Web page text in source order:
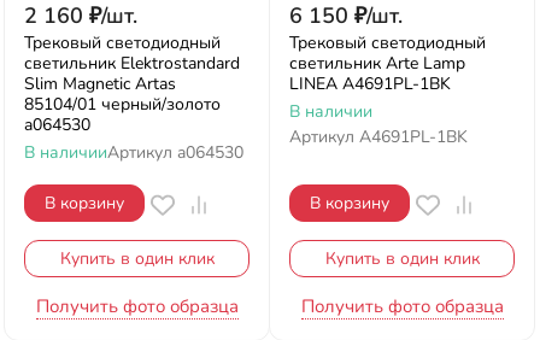
2 160 ₽/шт.
Трековый светодиодный
светильник Elektrostandard
Slim Magnetic Artas
85104/01 черный/золото
a064530
В наличииАртикул a064530
В корзину
Купить в один клик
Получить фото образца
6 150 ₽/шт.
Трековый светодиодный
светильник Arte Lamp
LINEA A4691PL-1BK
В наличии
Артикул A4691PL-1BK
В корзину
Купить в один клик
Получить фото образца